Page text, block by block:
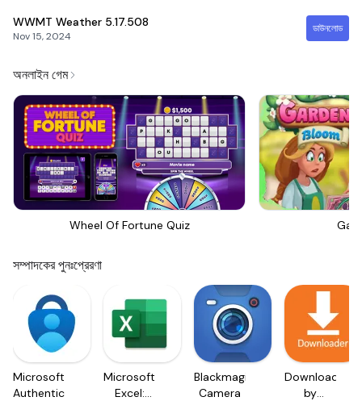
WWMT Weather 5.17.508
Nov 15, 2024
ডাউনলোড
অনলাইন গেম
Wheel Of Fortune Quiz
সম্পাদকের পুনঃপ্রেরণা
Microsoft
Authenticator
Microsoft
Excel:
Blackmagic
Camera
Downloader
by